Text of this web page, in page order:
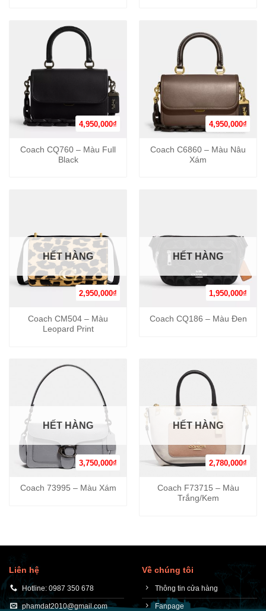
4,950,000₫
Coach CQ760 – Màu Full
Black
4,950,000₫
Coach C6860 – Màu Nâu
Xám
2,950,000₫
HẾT HÀNG
Coach CM504 – Màu
Leopard Print
1,950,000₫
HẾT HÀNG
Coach CQ186 – Màu Đen
3,750,000₫
HẾT HÀNG
Coach 73995 – Màu Xám
2,780,000₫
HẾT HÀNG
Coach F73715 – Màu
Trắng/Kem
Liên hệ
Hotline: 0987 350 678
phamdat2010@gmail.com
Về chúng tôi
Thông tin cửa hàng
Fanpage